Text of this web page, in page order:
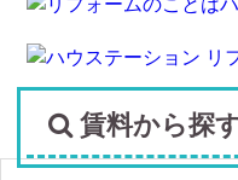
賃料から探